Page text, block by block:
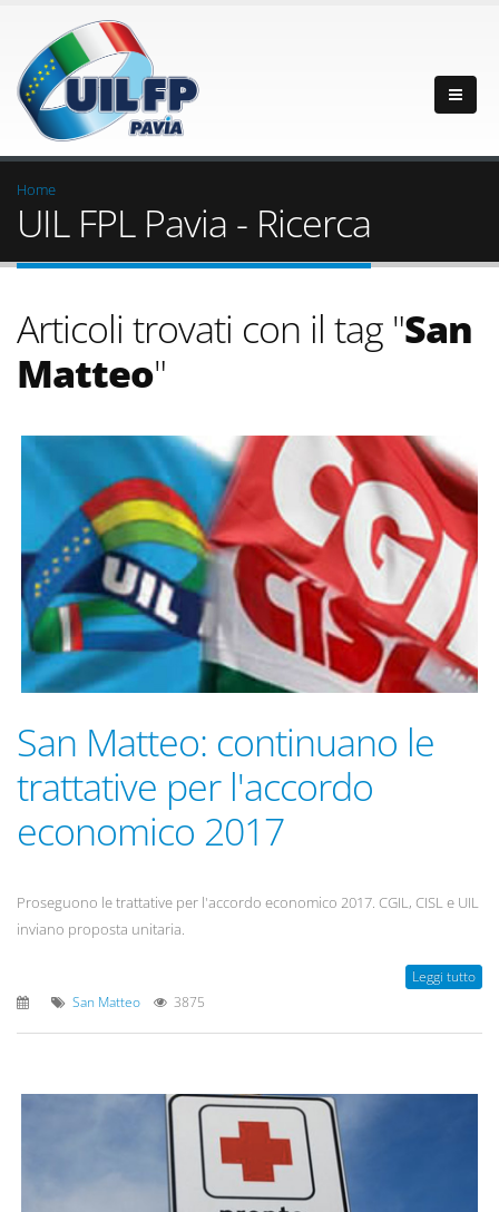
Home
UIL FPL Pavia - Ricerca
Articoli trovati con il tag "San
Matteo"
San Matteo: continuano le
trattative per l'accordo
economico 2017
Proseguono le trattative per l'accordo economico 2017. CGIL, CISL e UIL
inviano proposta unitaria.
Leggi tutto
San Matteo 3875